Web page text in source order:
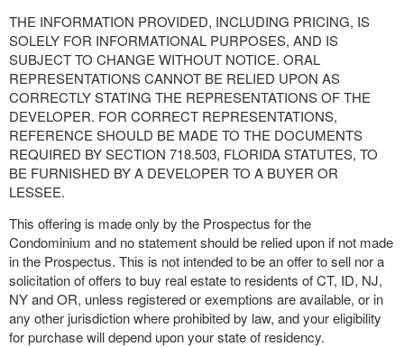
THE INFORMATION PROVIDED, INCLUDING PRICING, IS
SOLELY FOR INFORMATIONAL PURPOSES, AND IS
SUBJECT TO CHANGE WITHOUT NOTICE. ORAL
REPRESENTATIONS CANNOT BE RELIED UPON AS
CORRECTLY STATING THE REPRESENTATIONS OF THE
DEVELOPER. FOR CORRECT REPRESENTATIONS,
REFERENCE SHOULD BE MADE TO THE DOCUMENTS
REQUIRED BY SECTION 718.503, FLORIDA STATUTES, TO
BE FURNISHED BY A DEVELOPER TO A BUYER OR
LESSEE.
This offering is made only by the Prospectus for the
Condominium and no statement should be relied upon if not made
in the Prospectus. This is not intended to be an offer to sell nor a
solicitation of offers to buy real estate to residents of CT, ID, NJ,
NY and OR, unless registered or exemptions are available, or in
any other jurisdiction where prohibited by law, and your eligibility
for purchase will depend upon your state of residency.